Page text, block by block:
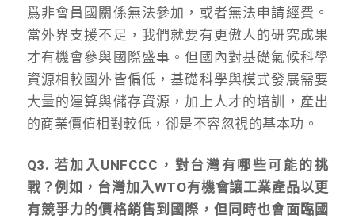
爲非會員國關係無法參加，或者無法申請經費。
當外界支援不足，我們就要有更傲人的研究成果
才有機會參與國際盛事。但國內對基礎氣候科學
資源相較國外皆偏低，基礎科學與模式發展需要
大量的運算與儲存資源，加上人才的培訓，產出
的商業價值相對較低，卻是不容忽視的基本功。
Q3. 若加入UNFCCC，對台灣有哪些可能的挑
戰？例如，台灣加入WTO有機會讓工業產品以更
有競爭力的價格銷售到國際，但同時也會面臨國